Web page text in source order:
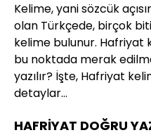
Kelime, yani sözcük
olan Türkçede, birçok
kelime bulunur. Hafriyat
bu noktada merak
yazılır? İşte, Hafriyat
detaylar…
HAFRİYAT DOĞRU